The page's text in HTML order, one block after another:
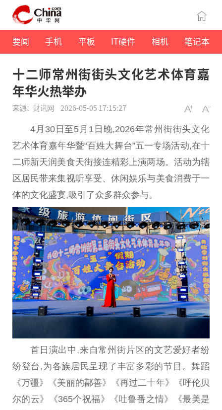
要闻 手机 平板 IT硬件 相机 笔记本
十二师常州街街头文化艺术体育嘉
年华火热举办
来源：财讯网 2026-05-05 17:15:27
4月30日至5月1日晚,2026年常州街街头文化
艺术体育嘉年华暨“百姓大舞台”五一专场活动,在十
二师新天润美食天街接连精彩上演两场。活动为辖
区居民带来集视听享受、休闲娱乐与美食消费于一
体的文化盛宴,吸引了众多群众参与。
首日演出中,来自常州街片区的文艺爱好者纷
纷登台,为各族居民呈现了丰富多彩的节目。舞蹈
《万疆》《美丽的鄯善》《再过二十年》《呼伦贝
尔的云》《365个祝福》《吐鲁番之情》《最美是